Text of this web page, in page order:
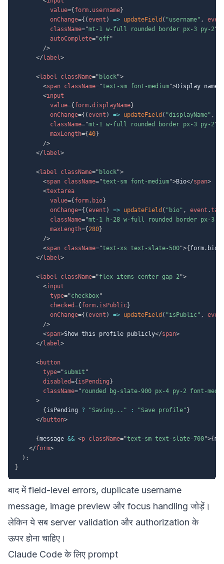
value={ form. username}
onChange={ (event ) => updateField ( "username" ,
className="mt-1 w-full rounded border px-3 py-2"
autoComplete="off"
/>
</ label>
<label className=" block">
<span className="text-sm font-medium">Display name
<input
value={ form.displayName}
onChange={ (event ) => updateField ( "displayName" ,
className="mt-1 w-full rounded border px-3 py-2"
maxLength={40}
/>
</ label>
<label className=" block">
<span className="text-sm font-medium">Bio</span>
<textarea
value={ form. bio}
onChange={ (event ) => updateField ( "bio" , event .
className="mt-1 h-28 w-full rounded border px-3
maxLength={ 280}
/>
<span className="text-xs text-slate-500">{ form. bio
</ label>
<label className="flex items-center gap-2">
<input
type="checkbox"
checked={ form. isPublic}
onChange={ (event ) => updateField ( "isPublic" ,
/>
<span>Show this profile publicly</span>
</ label>
<button
type="submit "
disabled={ isPending }
className=" rounded bg-slate-900 px-4 py-2 font-
>
{ isPending ? "Saving..." : "Save profile" }
</ button>
{message && <p className="text-sm text-slate-700">{
</form>
) ;
}
बाद में field-level errors, duplicate username
message, image preview और focus handling जोड़ें।
लेकिन ये सब server validation और authorization के
ऊपर होना चाहिए।
Claude Code के लिए prompt